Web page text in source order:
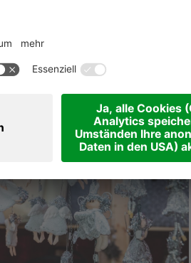
Feiertags 12:00 - 18:00